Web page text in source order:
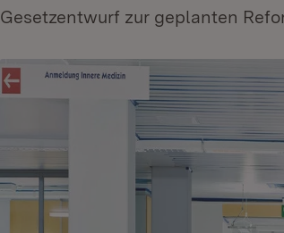
Gesetzentwurf zur geplanten